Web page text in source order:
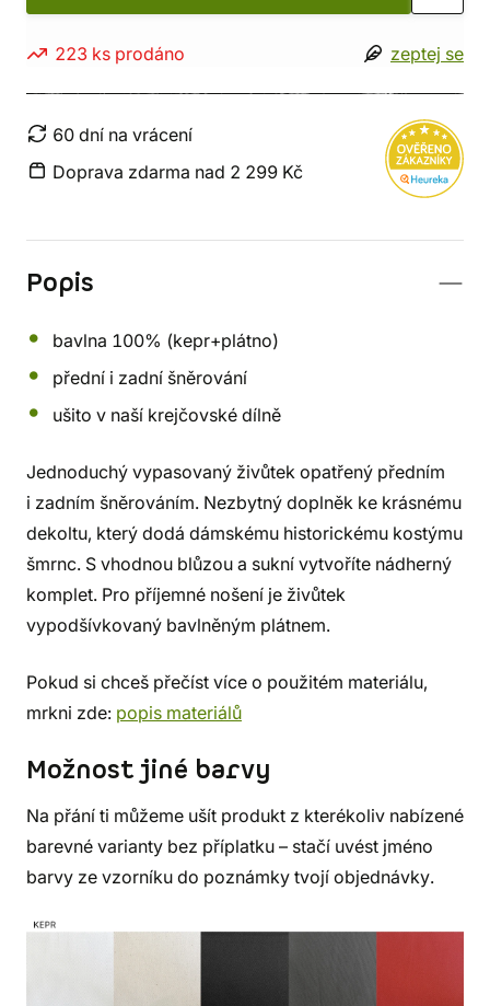
223 ks prodáno zeptej se
60 dní na vrácení
Doprava zdarma nad 2 299 Kč
Popis
bavlna 100% (kepr+plátno)
přední i zadní šněrování
ušito v naší krejčovské dílně
Jednoduchý vypasovaný živůtek opatřený předním
i zadním šněrováním. Nezbytný doplněk ke krásnému
dekoltu, který dodá dámskému historickému kostýmu
šmrnc. S vhodnou blůzou a sukní vytvoříte nádherný
komplet. Pro příjemné nošení je živůtek
vypodšívkovaný bavlněným plátnem.
Pokud si chceš přečíst více o použitém materiálu,
mrkni zde: popis materiálů
Možnost jiné barvy
Na přání ti můžeme ušít produkt z kterékoliv nabízené
barevné varianty bez příplatku – stačí uvést jméno
barvy ze vzorníku do poznámky tvojí objednávky.